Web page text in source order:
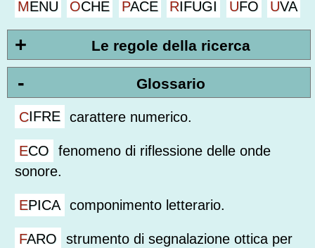
MENU
OCHE PACE RIFUGI UFO UVA
+ Le regole della ricerca
- Glossario
CIFRE carattere numerico.
ECO
fenomeno di riflessione delle onde
sonore.
EPICA componimento letterario.
FARO
strumento di segnalazione ottica per